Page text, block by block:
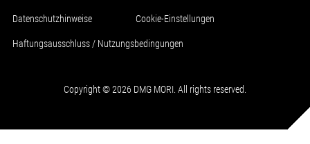
Datenschutzhinweise Cookie-Einstellungen
Haftungsausschluss / Nutzungsbedingungen
Copyright © 2026 DMG MORI. All rights reserved.